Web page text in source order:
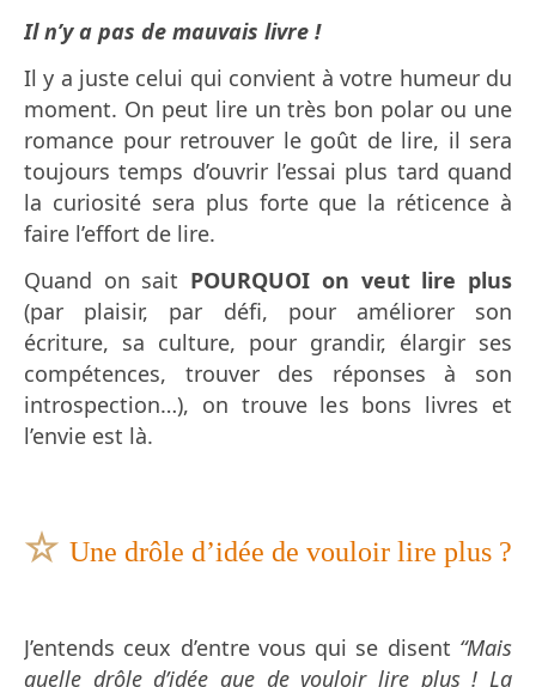
Il n’y a pas de mauvais livre !
Il y a juste celui qui convient à votre humeur du
moment. On peut lire un très bon polar ou une
romance pour retrouver le goût de lire, il sera
toujours temps d’ouvrir l’essai plus tard quand
la curiosité sera plus forte que la réticence à
faire l’effort de lire.
Quand on sait POURQUOI on veut lire plus
(par plaisir, par défi, pour améliorer son
écriture, sa culture, pour grandir, élargir ses
compétences, trouver des réponses à son
introspection…), on trouve les bons livres et
l’envie est là.
☆ Une drôle d’idée de vouloir lire plus ?
J’entends ceux d’entre vous qui se disent “Mais
quelle drôle d’idée que de vouloir lire plus ! La